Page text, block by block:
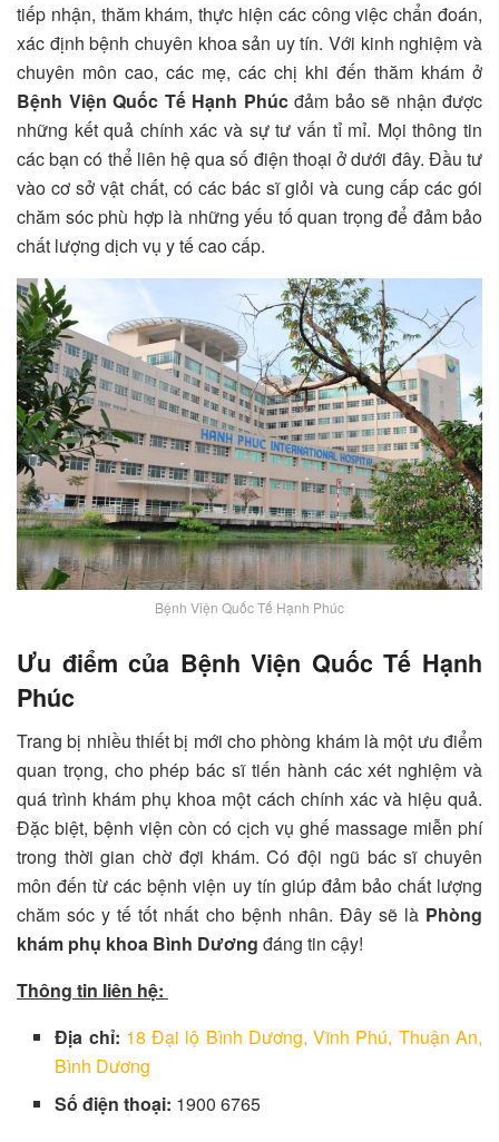
tiếp nhận, thăm khám, thực hiện các công việc chẩn đoán,
xác định bệnh chuyên khoa sản uy tín. Với kinh nghiệm và
chuyên môn cao, các mẹ, các chị khi đến thăm khám ở
Bệnh Viện Quốc Tế Hạnh Phúc đảm bảo sẽ nhận được
những kết quả chính xác và sự tư vấn tỉ mỉ. Mọi thông tin
các bạn có thể liên hệ qua số điện thoại ở dưới đây. Đầu tư
vào cơ sở vật chất, có các bác sĩ giỏi và cung cấp các gói
chăm sóc phù hợp là những yếu tố quan trọng để đảm bảo
chất lượng dịch vụ y tế cao cấp.
Bệnh Viện Quốc Tế Hạnh Phúc
Ưu điểm của Bệnh Viện Quốc Tế Hạnh
Phúc
Trang bị nhiều thiết bị mới cho phòng khám là một ưu điểm
quan trọng, cho phép bác sĩ tiến hành các xét nghiệm và
quá trình khám phụ khoa một cách chính xác và hiệu quả.
Đặc biệt, bệnh viện còn có cịch vụ ghế massage miễn phí
trong thời gian chờ đợi khám. Có đội ngũ bác sĩ chuyên
môn đến từ các bệnh viện uy tín giúp đảm bảo chất lượng
chăm sóc y tế tốt nhất cho bệnh nhân. Đây sẽ là Phòng
khám phụ khoa Bình Dương đáng tin cậy!
Thông tin liên hệ:
Địa chỉ: 18 Đại lộ Bình Dương, Vĩnh Phú, Thuận An,
Bình Dương
Số điện thoại: 1900 6765